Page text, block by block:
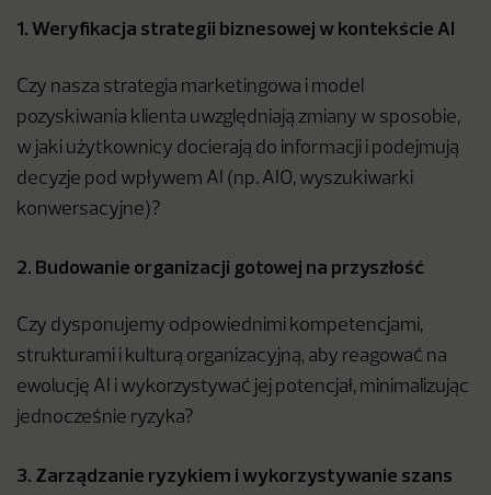
1. Weryfikacja strategii biznesowej w kontekście AI
Czy nasza strategia marketingowa i model
pozyskiwania klienta uwzględniają zmiany w sposobie,
w jaki użytkownicy docierają do informacji i podejmują
decyzje pod wpływem AI (np. AIO, wyszukiwarki
konwersacyjne)?
2. Budowanie organizacji gotowej na przyszłość
Czy dysponujemy odpowiednimi kompetencjami,
strukturami i kulturą organizacyjną, aby reagować na
ewolucję AI i wykorzystywać jej potencjał, minimalizując
jednocześnie ryzyka?
3. Zarządzanie ryzykiem i wykorzystywanie szans